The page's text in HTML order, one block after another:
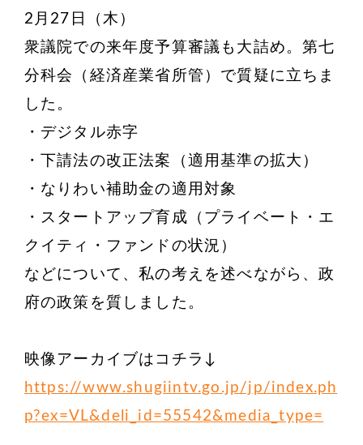
2月27日（木）
衆議院での来年度予算審議も大詰め。第七
分科会（経済産業省所管）で質疑に立ちま
した。
・デジタル赤字
・下請法の改正法案（適用基準の拡大）
・なりわい補助金の適用対象
・スタートアップ育成（プライベート・エ
クイティ・ファンドの状況）
などについて、私の考えを述べながら、政
府の政策を質しました。
映像アーカイブはコチラ↓
https://www.shugiintv.go.jp/jp/index.ph
p?ex=VL&deli_id=55542&media_type=